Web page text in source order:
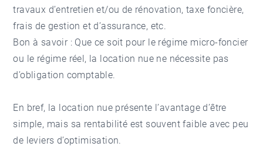
travaux d’entretien et/ou de rénovation, taxe foncière,
frais de gestion et d’assurance, etc.
Bon à savoir : Que ce soit pour le régime micro-foncier
ou le régime réel, la location nue ne nécessite pas
d’obligation comptable.
En bref, la location nue présente l’avantage d’être
simple, mais sa rentabilité est souvent faible avec peu
de leviers d’optimisation.